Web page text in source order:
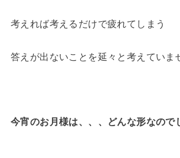
考えれば考えるだけで疲れてしまう
答えが出ないことを延々と考えていま
今宵のお月様は、、、どんな形なので